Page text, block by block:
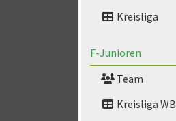
Kreisliga
F-Junioren
Team
Kreisliga WB